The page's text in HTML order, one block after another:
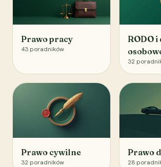
Prawo pracy
43 poradników
RODO i
32
Prawo cywilne
32 poradników
Prawo
28